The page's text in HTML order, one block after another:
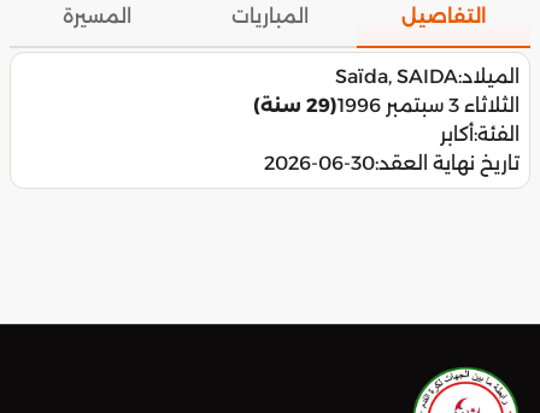
التفاصيل المباريات المسيرة
الميلاد:Saïda, SAIDA
الثلاثاء 3 سبتمبر 1996
(29 سنة)
الفئة:أكابر
تاريخ نهاية العقد:2026-06-30